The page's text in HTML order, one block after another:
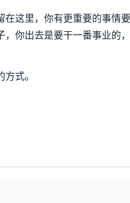
这里，你有更重要的事情
，你出去是要干一番事业的
式。